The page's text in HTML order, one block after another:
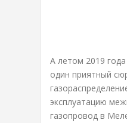
А летом 2019
один приятный
эксплуатацию
газопровод в